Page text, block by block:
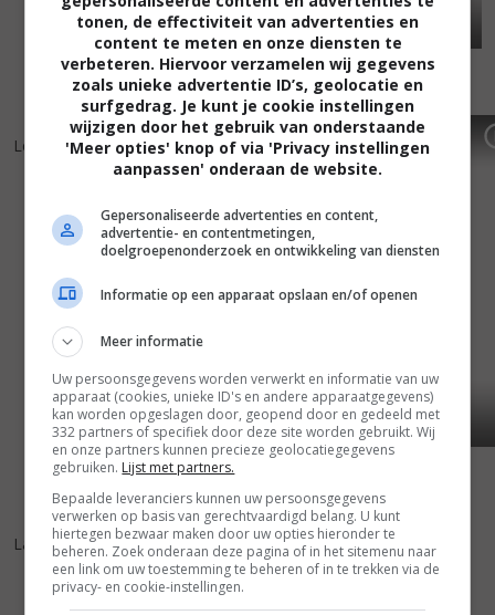
Migraines (2013)
5,8
Les Apaches (2013) 6,3
Une nuit (2012)
5,7
La tueuse (2009)
tonen, de effectiviteit van advertenties en
content te meten en onze diensten te
verbeteren. Hiervoor verzamelen wij gegevens
zoals unieke advertentie ID’s, geolocatie en
surfgedrag. Je kunt je cookie instellingen
wijzigen door het gebruik van onderstaande
'Meer opties' knop of via 'Privacy instellingen
aanpassen' onderaan de website.
Gepersonaliseerde advertenties en content,
advertentie- en contentmetingen,
doelgroepenonderzoek en ontwikkeling van diensten
Informatie op een apparaat opslaan en/of openen
Meer informatie
Uw persoonsgegevens worden verwerkt en informatie van uw
apparaat (cookies, unieke ID's en andere apparaatgegevens)
kan worden opgeslagen door, geopend door en gedeeld met
332 partners of specifiek door deze site worden gebruikt. Wij
en onze partners kunnen precieze geolocatiegegevens
gebruiken. Lijst met partners.
Bepaalde leveranciers kunnen uw persoonsgegevens
verwerken op basis van gerechtvaardigd belang. U kunt
hiertegen bezwaar maken door uw opties hieronder te
beheren. Zoek onderaan deze pagina of in het sitemenu naar
een link om uw toestemming te beheren of in te trekken via de
privacy- en cookie-instellingen.